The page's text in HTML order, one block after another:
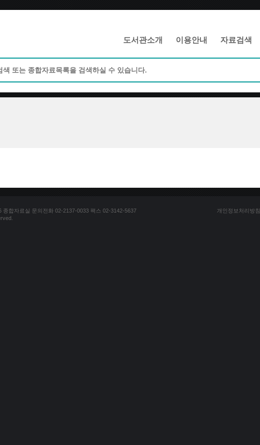
도서관소개 이용안내 자료검색
합자료실 문의전화 02-2137-0033 팩스 02-3142-5637
개인정보처리방침